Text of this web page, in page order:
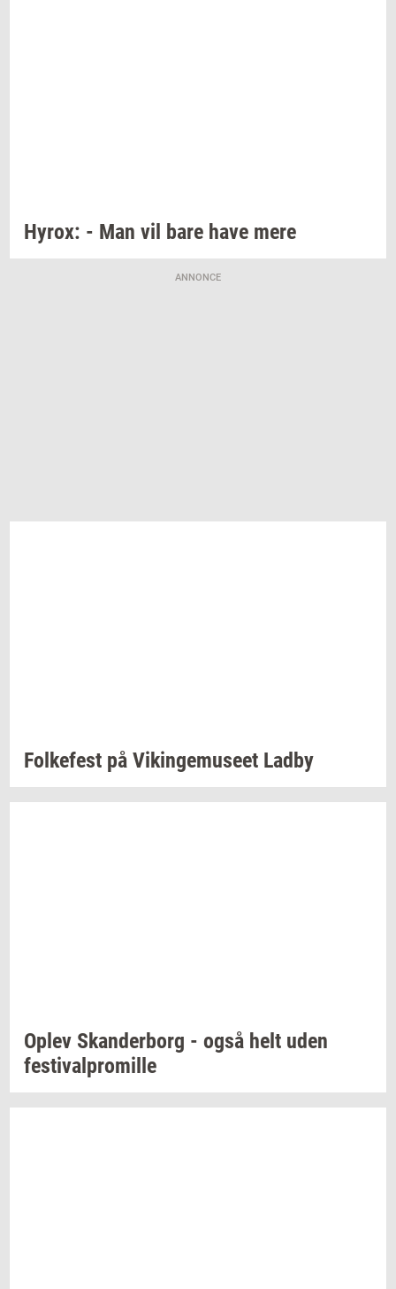
Hyrox: - Man vil bare have mere
ANNONCE
Fol­ke­fest på Vikin­gemu­se­et Ladby
Oplev Skan­der­borg - også helt uden
festi­val­pro­mil­le